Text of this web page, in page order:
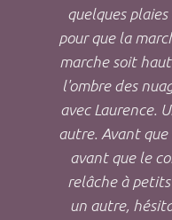
quelques
pour que la
marche soit
l'ombre des
avec Laurence.
autre. Avant
avant que le
relâche à petits
un autre,